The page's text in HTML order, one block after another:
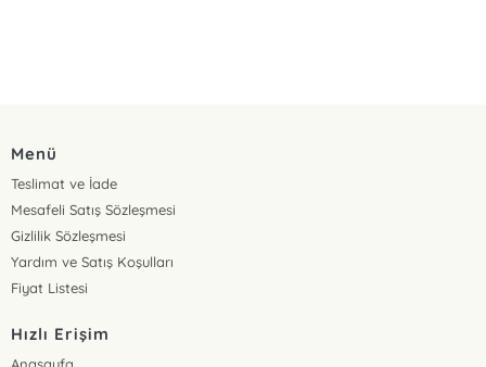
Menü
Teslimat ve İade
Mesafeli Satış Sözleşmesi
Gizlilik Sözleşmesi
Yardım ve Satış Koşulları
Fiyat Listesi
Hızlı Erişim